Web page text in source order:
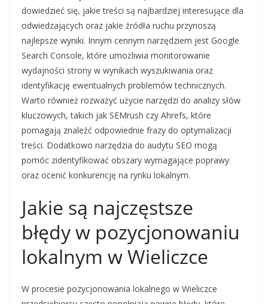
dowiedzieć się, jakie treści są najbardziej interesujące dla
odwiedzających oraz jakie źródła ruchu przynoszą
najlepsze wyniki. Innym cennym narzędziem jest Google
Search Console, które umożliwia monitorowanie
wydajności strony w wynikach wyszukiwania oraz
identyfikację ewentualnych problemów technicznych.
Warto również rozważyć użycie narzędzi do analizy słów
kluczowych, takich jak SEMrush czy Ahrefs, które
pomagają znaleźć odpowiednie frazy do optymalizacji
treści. Dodatkowo narzędzia do audytu SEO mogą
pomóc zidentyfikować obszary wymagające poprawy
oraz ocenić konkurencję na rynku lokalnym.
Jakie są najczęstsze
błędy w pozycjonowaniu
lokalnym w Wieliczce
W procesie pozycjonowania lokalnego w Wieliczce